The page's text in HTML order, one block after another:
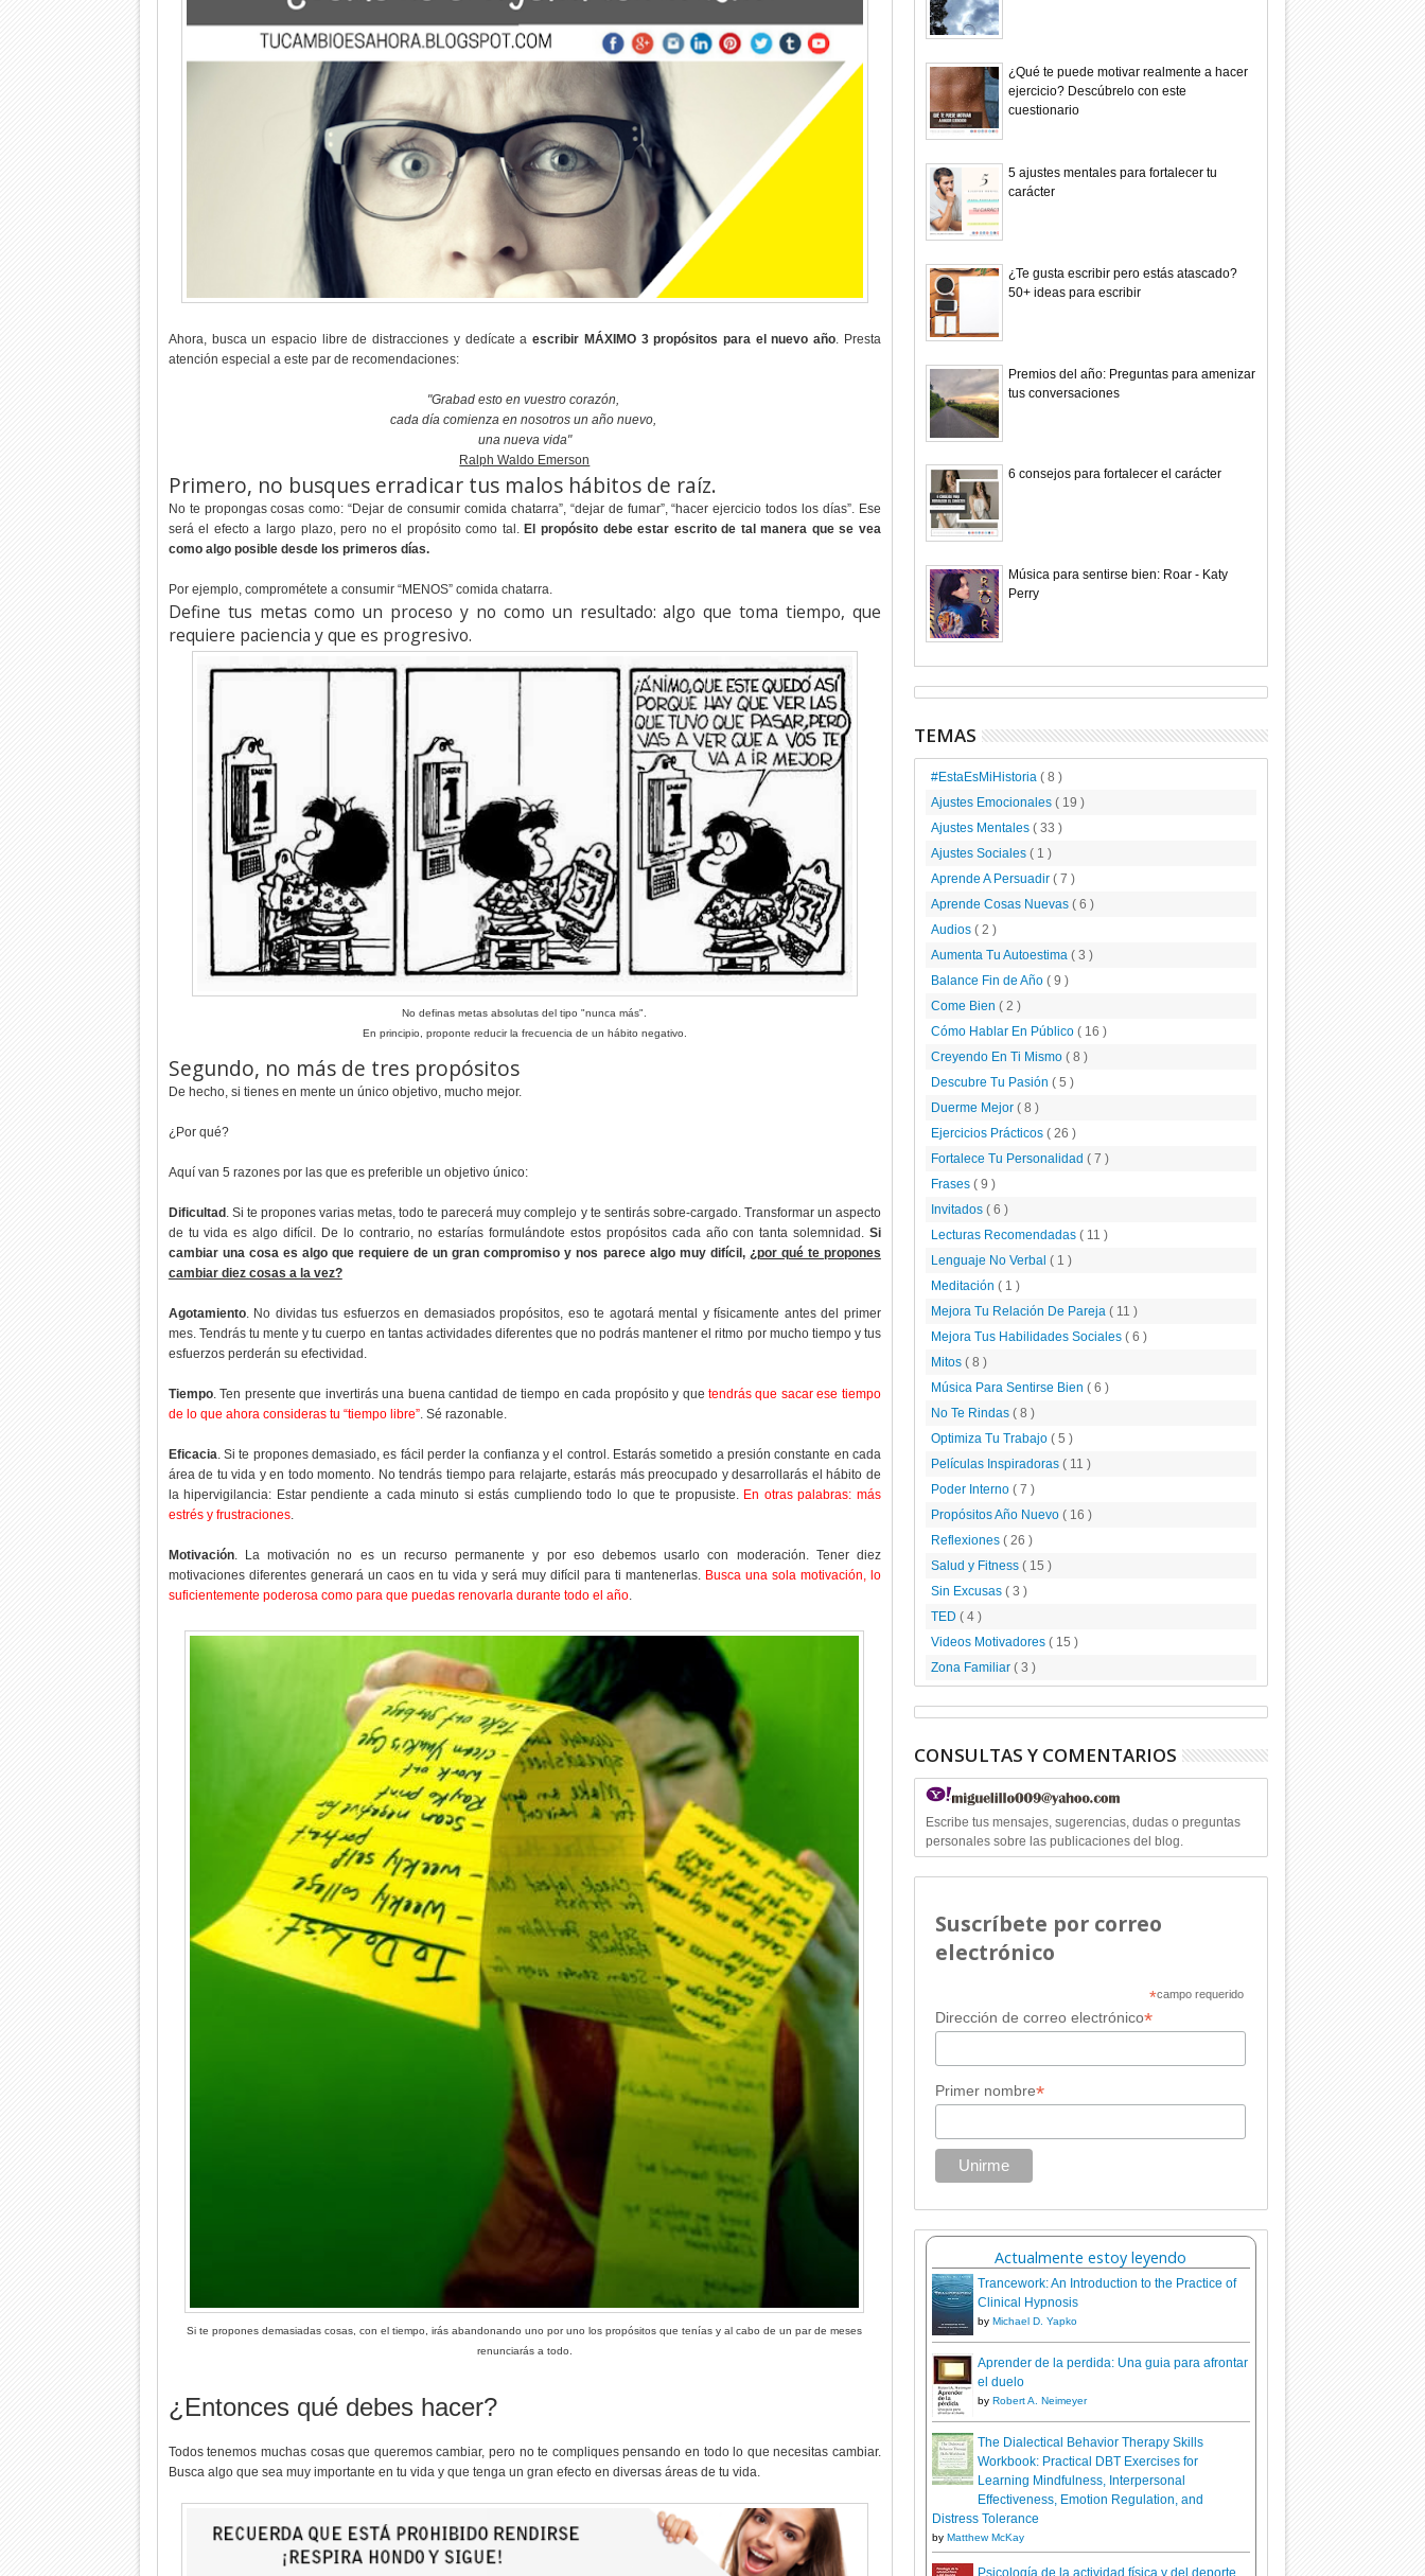
Ahora, busca un espacio libre de distracciones y dedícate aescribir MÁXIMO 3 propósitos para el nuevo año . Presta
atención especial a este par de recomendaciones:
"Grabad esto en vuestro corazón,
cada día comienza en nosotros un año nuevo,
una nueva vida"
Ralph Waldo Emerson
Primero, no busques erradicar tus malos hábitos de raíz.
No te propongas cosas como: “Dejar de consumir comida chatarra”, “dejar de fumar”, “hacer ejercicio todos los días”. Ese
será el efecto a largo plazo, pero no el propósito como tal.El propósito debe estar escrito de tal manera que se vea
como algo posible desde los primeros días.
Por ejemplo, comprométete a consumir “MENOS” comida chatarra.
Define tus metas como un proceso y no como un resultado: algo que toma tiempo, que
requiere paciencia y que es progresivo.
No definas metas absolutas del tipo "nunca más".
En principio, proponte reducir la frecuencia de un hábito negativo.
Segundo, no más de tres propósitos
De hecho, si tienes en mente un único objetivo, mucho mejor.
¿Por qué?
Aquí van 5 razones por las que es preferible un objetivo único:
Dificultad. Si te propones varias metas, todo te parecerá muy complejo y te sentirás sobre-cargado. Transformar un aspecto
de tu vida es algo difícil. De lo contrario, no estarías formulándote estos propósitos cada año con tanta solemnidad. Si
cambiar una cosa es algo que requiere de un gran compromiso y nos parece algo muy difícil, ¿por qué te propones
cambiar diez cosas a la vez?
Agotamiento. No dividas tus esfuerzos en demasiados propósitos, eso te agotará mental y físicamente antes del primer
mes. Tendrás tu mente y tu cuerpo en tantas actividades diferentes que no podrás mantener el ritmo por mucho tiempo y tus
esfuerzos perderán su efectividad.
Tiempo. Ten presente que invertirás una buena cantidad de tiempo en cada propósito y que tendrás que sacar ese tiempo
de lo que ahora consideras tu “tiempo libre”. Sé razonable.
Eficacia . Si te propones demasiado, es fácil perder la confianza y el control. Estarás sometido a presión constante en cada
área de tu vida y en todo momento. No tendrás tiempo para relajarte, estarás más preocupado y desarrollarás el hábito de
la hipervigilancia: Estar pendiente a cada minuto si estás cumpliendo todo lo que te propusiste. En otras palabras: más
estrés y frustraciones.
Motivación. La motivación no es un recurso permanente y por eso debemos usarlo con moderación. Tener diez
motivaciones diferentes generará un caos en tu vida y será muy difícil para ti mantenerlas. Busca una sola motivación, lo
suficientemente poderosa como para que puedas renovarla durante todo el año.
Si te propones demasiadas cosas, con el tiempo, irás abandonando uno por uno los propósitos que tenías y al cabo de un par de meses
renunciarás a todo.
¿Entonces qué debes hacer?
Todos tenemos muchas cosas que queremos cambiar, pero no te compliques pensando en todo lo que necesitas cambiar.
Busca algo que sea muy importante en tu vida y que tenga un gran efecto en diversas áreas de tu vida.
¿Qué te puede motivar realmente a hacer
ejercicio? Descúbrelo con este
cuestionario
5 ajustes mentales para fortalecer tu
carácter
¿Te gusta escribir pero estás atascado?
50+ ideas para escribir
Premios del año: Preguntas para amenizar
tus conversaciones
6 consejos para fortalecer el carácter
Música para sentirse bien: Roar - Katy
Perry
TEMAS
#EstaEsMiHistoria ( 8 )
Ajustes Emocionales ( 19 )
Ajustes Mentales ( 33 )
Ajustes Sociales ( 1 )
Aprende A Persuadir ( 7 )
Aprende Cosas Nuevas ( 6 )
Audios ( 2 )
Aumenta Tu Autoestima ( 3 )
Balance Fin de Año ( 9 )
Come Bien ( 2 )
Cómo Hablar En Público ( 16 )
Creyendo En Ti Mismo ( 8 )
Descubre Tu Pasión ( 5 )
Duerme Mejor ( 8 )
Ejercicios Prácticos ( 26 )
Fortalece Tu Personalidad ( 7 )
Frases ( 9 )
Invitados ( 6 )
Lecturas Recomendadas ( 11 )
Lenguaje No Verbal ( 1 )
Meditación ( 1 )
Mejora Tu Relación De Pareja ( 11 )
Mejora Tus Habilidades Sociales ( 6 )
Mitos ( 8 )
Música Para Sentirse Bien ( 6 )
No Te Rindas ( 8 )
Optimiza Tu Trabajo ( 5 )
Películas Inspiradoras ( 11 )
Poder Interno ( 7 )
Propósitos Año Nuevo ( 16 )
Reflexiones ( 26 )
Salud y Fitness ( 15 )
Sin Excusas ( 3 )
TED ( 4 )
Videos Motivadores ( 15 )
Zona Familiar ( 3 )
CONSULTAS Y COMENTARIOS
Escribe tus mensajes, sugerencias, dudas o preguntas
personales sobre las publicaciones del blog.
Suscríbete por correo
electrónico
*campo requerido
Dirección de correo electrónico*
Primer nombre*
Actualmente estoy leyendo
Trancework: An Introduction to the Practice of
Clinical Hypnosis
by Michael D. Yapko
Aprender de la perdida: Una guia para afrontar
el duelo
by Robert A. Neimeyer
The Dialectical Behavior Therapy Skills
Workbook: Practical DBT Exercises for
Learning Mindfulness, Interpersonal
Effectiveness, Emotion Regulation, and
Distress Tolerance
by Matthew McKay
Psicología de la actividad física y del deporte